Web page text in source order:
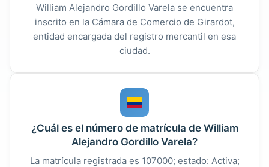
William Alejandro Gordillo Varela se encuentra
inscrito en la Cámara de Comercio de Girardot,
entidad encargada del registro mercantil en esa
ciudad.
¿Cuál es el número de matrícula de William
Alejandro Gordillo Varela?
La matrícula registrada es 107000; estado: Activa;